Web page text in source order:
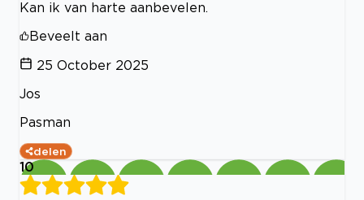
Kan ik van harte aanbevelen.
Beveelt aan
25 October 2025
Jos
Pasman
delen
10